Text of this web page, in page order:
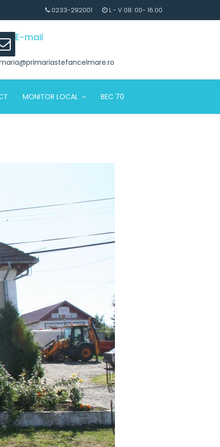
0233-292001 L - V 08: 00- 16:00
E-mail
MONITOR LOCAL BEC 70